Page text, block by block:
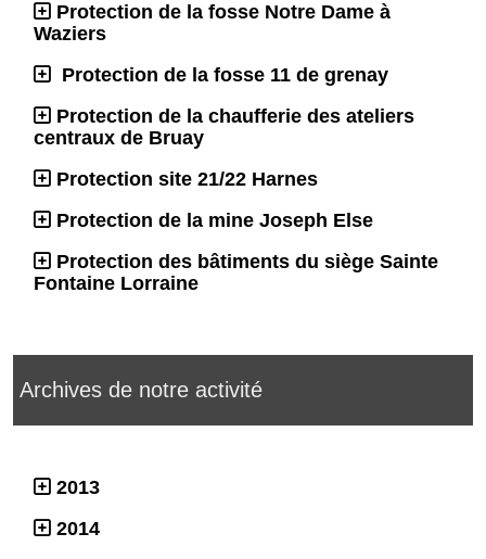
Protection de la fosse Notre Dame à
Waziers
Protection de la fosse 11 de grenay
Protection de la chaufferie des ateliers
centraux de Bruay
Protection site 21/22 Harnes
Protection de la mine Joseph Else
Protection des bâtiments du siège Sainte
Fontaine Lorraine
Archives de notre activité
2013
2014